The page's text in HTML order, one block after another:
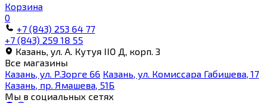
Корзина
0
+7 (843) 253 64 77
+7 (843) 259 18 55
Казань, ул. А. Кутуя IIO Д, корп. З
Все магазины
Казань, ул. Р.Зорге 66 Казань, ул. Комиссара Габишева, 17
Казань, пр. Ямашева, 51Б
Мы в социальных сетях